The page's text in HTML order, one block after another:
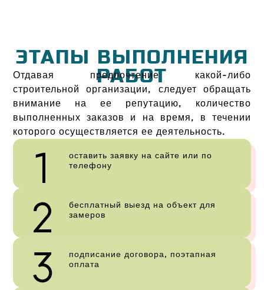
ЭТАПЫ ВЫПОЛНЕНИЯ
РАБОТ
Отдавая предпочтение какой-либо
строительной организации, следует обращать
внимание на ее репутацию, количество
выполненных заказов и на время, в течении
которого осуществляется ее деятельность.
оставить заявку на сайте или по
телефону
бесплатный выезд на объект для
замеров
подписание договора, поэтапная
оплата